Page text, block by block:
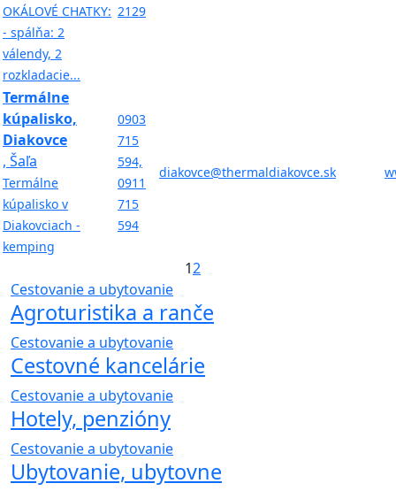
Cestovanie a ubytovanie
Agroturistika a ranče
Cestovanie a ubytovanie
Cestovné kancelárie
Cestovanie a ubytovanie
Hotely, penzióny
Cestovanie a ubytovanie
Ubytovanie, ubytovne
OKÁLOVÉ CHATKY:
- spálňa: 2
válendy, 2
rozkladacie...
2129
Termálne
kúpalisko,
Diakovce
, Šaľa
Termálne
kúpalisko v
Diakovciach -
kemping
0903
715
594,
0911
715
594
diakovce@thermaldiakovce.sk
12